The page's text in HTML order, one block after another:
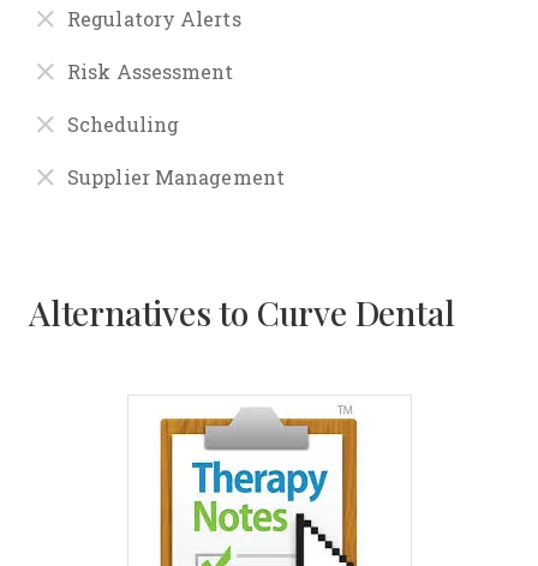
Regulatory Alerts
Risk Assessment
Scheduling
Supplier Management
Alternatives to Curve Dental